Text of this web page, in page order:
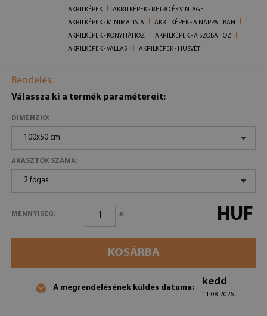
AKRILKÉPEK
AKRILKÉPEK - RETRO ÉS VINTAGE
AKRILKÉPEK - MINIMALISTA
AKRILKÉPEK - A NAPPALIBAN
AKRILKÉPEK - KONYHÁHOZ
AKRILKÉPEK - A SZOBÁHOZ
AKRILKÉPEK - VALLÁSI
AKRILKÉPEK - HÚSVÉT
Rendelés:
Válassza ki a termék paramétereit:
DIMENZIÓ:
100x50 cm
AKASZTÓK SZÁMA:
2 fogas
MENNYISÉG: x HUF
KOSÁRBA
A megrendelésének küldés dátuma:
kedd
11.08.2026